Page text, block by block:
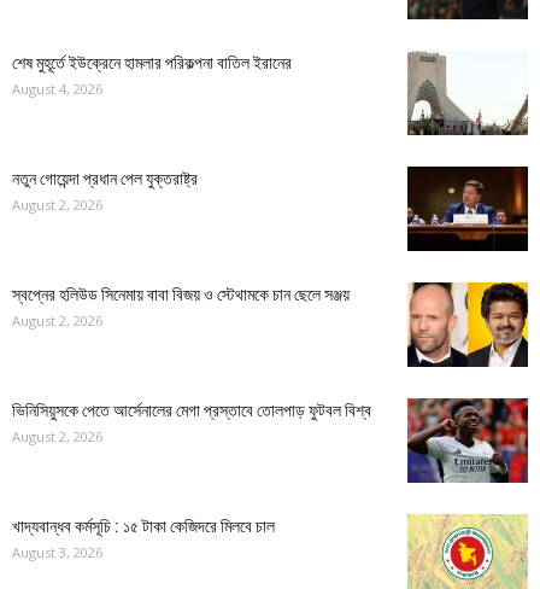
শেষ মুহূর্তে ইউক্রেনে হামলার পরিকল্পনা বাতিল ইরানের
August 4, 2026
নতুন গোয়েন্দা প্রধান পেল যুক্তরাষ্ট্র
August 2, 2026
স্বপ্নের হলিউড সিনেমায় বাবা বিজয় ও স্টেথামকে চান ছেলে সঞ্জয়
August 2, 2026
ভিনিসিয়ুসকে পেতে আর্সেনালের মেগা প্রস্তাবে তোলপাড় ফুটবল বিশ্ব
August 2, 2026
খাদ্যবান্ধব কর্মসূচি : ১৫ টাকা কেজিদরে মিলবে চাল
August 3, 2026